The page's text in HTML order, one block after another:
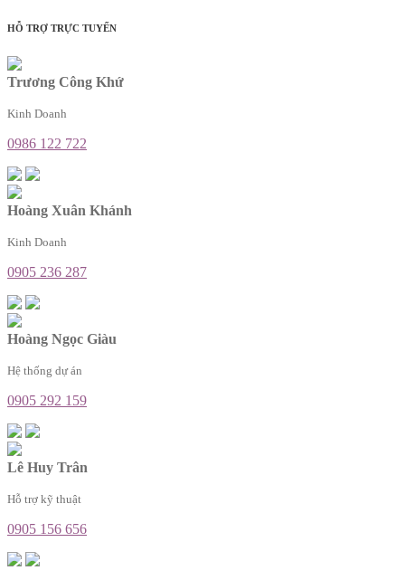
HỖ TRỢ TRỰC TUYẾN
Trương Công Khứ
Kinh Doanh
0986 122 722
Hoàng Xuân Khánh
Kinh Doanh
0905 236 287
Hoàng Ngọc Giàu
Hệ thống dự án
0905 292 159
Lê Huy Trân
Hỗ trợ kỹ thuật
0905 156 656